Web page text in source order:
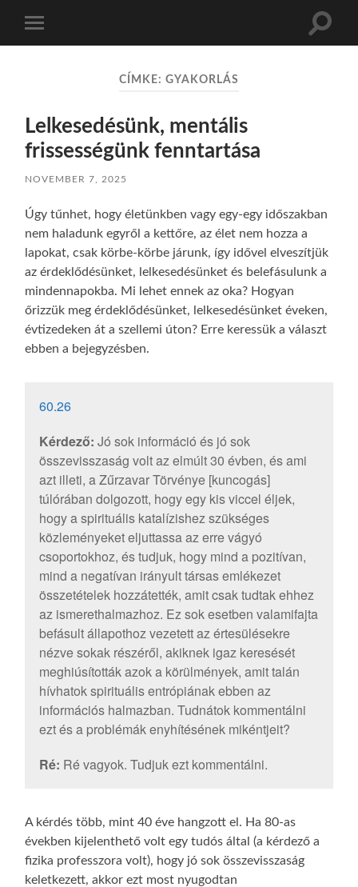
mobile
Toggle
CÍMKE: GYAKORLÁS
Lelkesedésünk, mentális
frissességünk fenntartása
NOVEMBER 7, 2025
Úgy tűnhet, hogy életünkben vagy egy-egy időszakban
nem haladunk egyről a kettőre, az élet nem hozza a
lapokat, csak körbe-körbe járunk, így idővel elveszítjük
az érdeklődésünket, lelkesedésünket és belefásulunk a
mindennapokba. Mi lehet ennek az oka? Hogyan
őrizzük meg érdeklődésünket, lelkesedésünket éveken,
évtizedeken át a szellemi úton? Erre keressük a választ
ebben a bejegyzésben.
60.26
Kérdező: Jó sok információ és jó sok
összevisszaság volt az elmúlt 30 évben, és ami
azt illeti, a Zűrzavar Törvénye [kuncogás]
túlórában dolgozott, hogy egy kis viccel éljek,
hogy a spirituális katalízishez szükséges
közleményeket eljuttassa az erre vágyó
csoportokhoz, és tudjuk, hogy mind a pozitívan,
mind a negatívan irányult társas emlékezet
összetételek hozzátették, amit csak tudtak ehhez
az ismerethalmazhoz. Ez sok esetben valamifajta
befásult állapothoz vezetett az értesülésekre
nézve sokak részéről, akiknek igaz keresését
meghiúsították azok a körülmények, amit talán
hívhatok spirituális entrópiának ebben az
információs halmazban. Tudnátok kommentálni
ezt és a problémák enyhítésének mikéntjeit?
Ré: Ré vagyok. Tudjuk ezt kommentálni.
A kérdés több, mint 40 éve hangzott el. Ha 80-as
években kijelenthető volt egy tudós által (a kérdező a
fizika professzora volt), hogy jó sok összevisszaság
keletkezett, akkor ezt most nyugodtan